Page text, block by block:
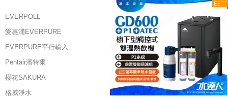
EVERPOLL
愛惠浦EVERPURE
EVERPURE平行輸入
Pentair濱特爾
櫻花SAKURA
格威淨水